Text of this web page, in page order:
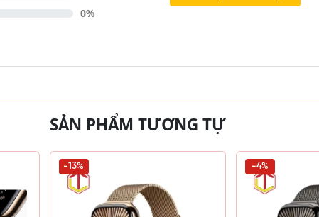
0%
SẢN PHẨM TƯƠNG TỰ
-13% -4%